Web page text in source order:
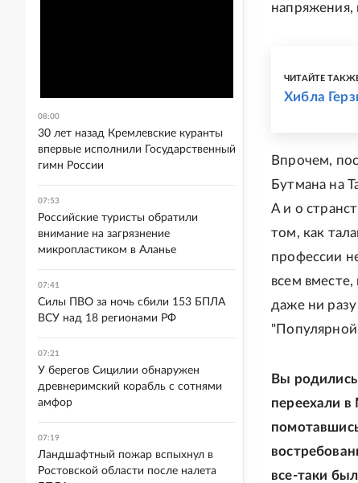
напряжения,
ЧИТАЙТЕ
Хибла
Впрочем,
Бутмана на
А и о
том, как
профессии
всем
даже ни
"Популярной
Вы
переехали в
все-таки
08:00
30 лет назад Кремлевские куранты
впервые исполнили Государственный
гимн России
07:53
Российские туристы обратили
внимание на загрязнение
микропластиком в Аланье
07:41
Силы ПВО за ночь сбили 153 БПЛА
ВСУ над 18 регионами РФ
07:21
У берегов Сицилии обнаружен
древнеримский корабль с сотнями
амфор
07:19
Ландшафтный пожар вспыхнул в
Ростовской области после налета